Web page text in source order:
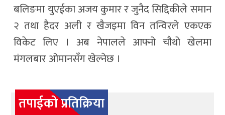
बलिङमा युएईका अजय कुमार र जुनैद सिद्दिकीले समान
२ तथा हैदर अली र खैजइमा विन तन्विरले एकएक
विकेट लिए । अब नेपालले आफ्नो चौथो खेलमा
मंगलबार ओमानसँग खेल्नेछ ।
तपाईको प्रतिक्रिया